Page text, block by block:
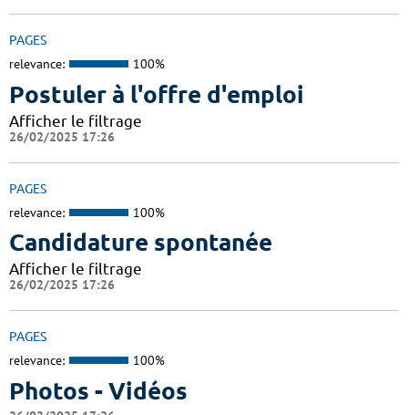
PAGES
relevance: 100%
Postuler à l'offre d'emploi
Afficher le filtrage
26/02/2025 17:26
PAGES
relevance: 100%
Candidature spontanée
Afficher le filtrage
26/02/2025 17:26
PAGES
relevance: 100%
Photos - Vidéos